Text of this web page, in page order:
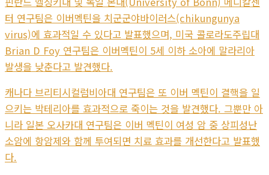
터 연구팀은 이버멕틴을 치군군야바이러스(chikungunya
virus)에 효과적일 수 있다고 발표했으며, 미국 콜로라도주립대
Brian D Foy 연구팀은 이버멕틴이 5세 이하 소아에 말라리아
발생을 낮춘다고 발견했다.
캐나다 브리티시컬럼비아대 연구팀은 또 이버 멕틴이 결핵을 일
으키는 박테리아를 효과적으로 죽이는 것을 발견했다. 그뿐만 아
니라 일본 오사카대 연구팀은 이버 멕틴이 여성 암 중 상피성난
소암에 항암제와 함께 투여되면 치료 효과를 개선한다고 발표했
다.